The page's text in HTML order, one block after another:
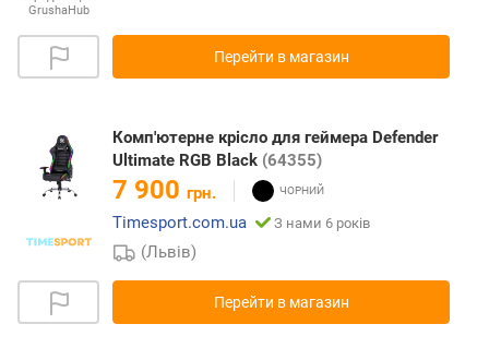
GrushaHub
Перейти в магазин
Комп'ютерне крісло для геймера Defender
Ultimate RGB Black (64355)
7 900 грн.
Timesport.com.ua
З нами 6 років
(Львів)
Перейти в магазин